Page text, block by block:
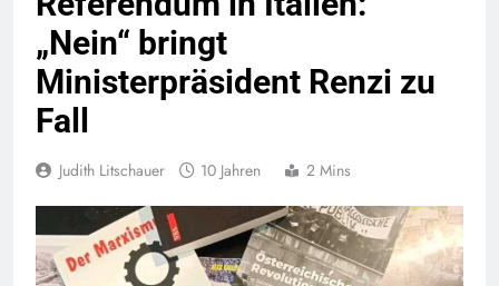
„Nein“ bringt
Ministerpräsident Renzi zu
Fall
Judith Litschauer 10 Jahren 2 Mins